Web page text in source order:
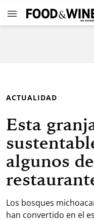
ACTUALIDAD
Esta
algunos
Los bosques
han convertido en el